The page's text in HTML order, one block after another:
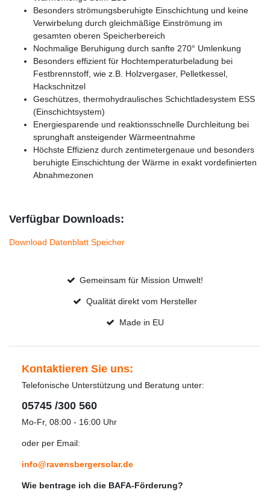
Besonders strömungsberuhigte Einschichtung und keine
Verwirbelung durch gleichmäßige Einströmung im
gesamten oberen Speicherbereich
Nochmalige Beruhigung durch sanfte 270° Umlenkung
Besonders effizient für Hochtemperaturbeladung bei
Festbrennstoff, wie z.B. Holzvergaser, Pelletkessel,
Hackschnitzel
Geschützes, thermohydraulisches Schichtladesystem ESS
(Einschichtsystem)
Energiesparende und reaktionsschnelle Durchleitung bei
sprunghaft ansteigender Wärmeentnahme
Höchste Effizienz durch zentimetergenaue und besonders
beruhigte Einschichtung der Wärme in exakt vordefinierten
Abnahmezonen
Verfügbar Downloads:
Download Datenblatt Speicher
Gemeinsam für Mission Umwelt!
Qualität direkt vom Hersteller
Made in EU
Kontaktieren Sie uns:
Telefonische Unterstützung und Beratung unter:
05745 /300 560
Mo-Fr, 08:00 - 16:00 Uhr
oder per Email:
info@ravensbergersolar.de
Wie bentrage ich die BAFA-Förderung?